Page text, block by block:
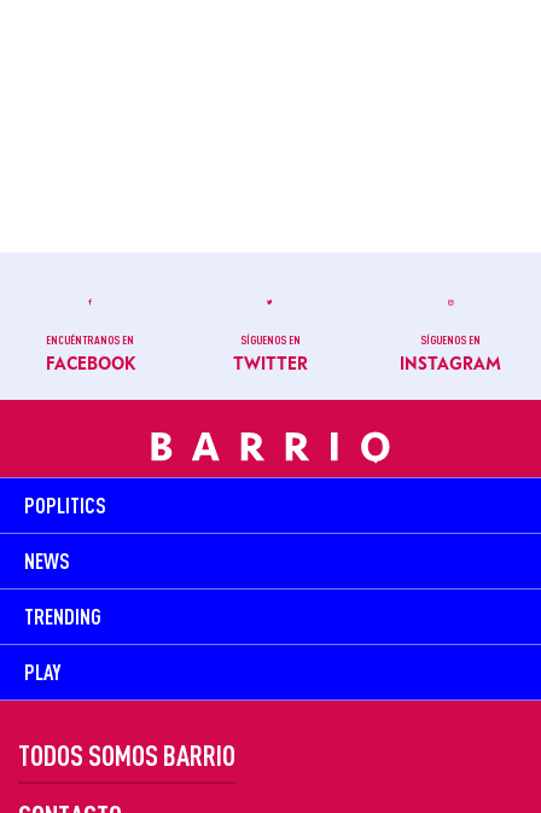
ENCUÉNTRANOS EN
FACEBOOK
SÍGUENOS EN
TWITTER
SÍGUENOS EN
INSTAGRAM
POPLITICS
NEWS
TRENDING
PLAY
TODOS SOMOS BARRIO